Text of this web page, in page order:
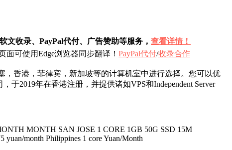
文收录、PayPal代付、广告赞助等服务， 查看详情！
可使用Edge浏览器同步翻译！ PayPal代付/收录合作
，香港，菲律宾，新加坡等的计算机室中进行选择。您可以优
于2019年在香港注册，并提供诸如VPS和Independent Server
MONTH SAN JOSE 1 CORE 1GB 50G SSD 15M
month Philippines 1 core Yuan/Month